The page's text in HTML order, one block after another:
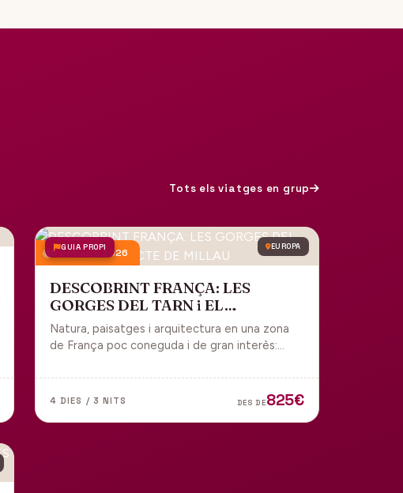
Tots els viatges en grup
GUIA PROPI EUROPA
9 octubre 2026
DESCOBRINT FRANÇA: LES
GORGES DEL TARN i EL
VIADUCTE DE MILLAU
Natura, paisatges i arquitectura en una zona
de França poc coneguda i de gran interès:
l'impressionant Viaducte de Millau.
4 DIES / 3 NITS DES DE825€